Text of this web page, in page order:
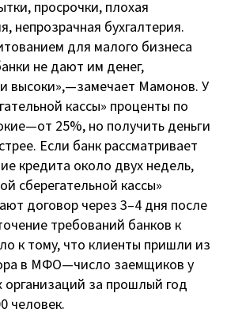
просрочки, плохая
непрозрачная бухгалтерия.
для малого бизнеса
не дают им денег,
высоки», — замечает Мамонов. У
кассы» проценты по
— от 25%, но получить деньги
Если банк рассматривает
кредита около двух недель,
сберегательной кассы»
договор через 3–4 дня после
требований банков к
к тому, что клиенты пришли из
в МФО — число заемщиков у
за прошлый год
человек.